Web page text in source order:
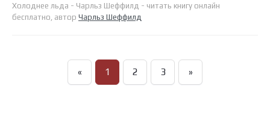
Холоднее льда - Чарльз Шеффилд - читать книгу онлайн
бесплатно, автор Чарльз Шеффилд
« 1 2 3 »